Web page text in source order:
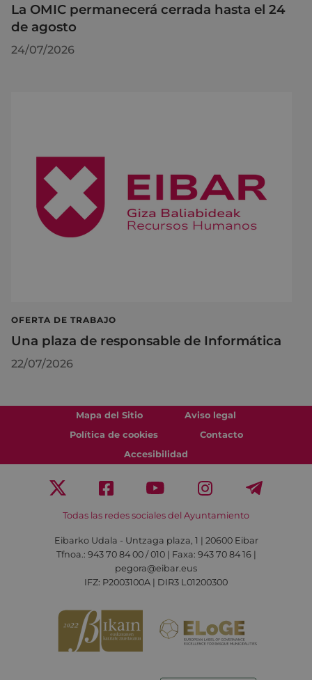
La OMIC permanecerá cerrada hasta el 24
de agosto
24/07/2026
OFERTA DE TRABAJO
Una plaza de responsable de Informática
22/07/2026
Mapa del Sitio
Aviso legal
Política de cookies
Contacto
Accesibilidad
Todas las redes sociales del Ayuntamiento
Eibarko Udala - Untzaga plaza, 1 | 20600 Eibar
Tfnoa.: 943 70 84 00 / 010 | Faxa: 943 70 84 16 |
pegora@eibar.eus
IFZ: P2003100A | DIR3 L01200300